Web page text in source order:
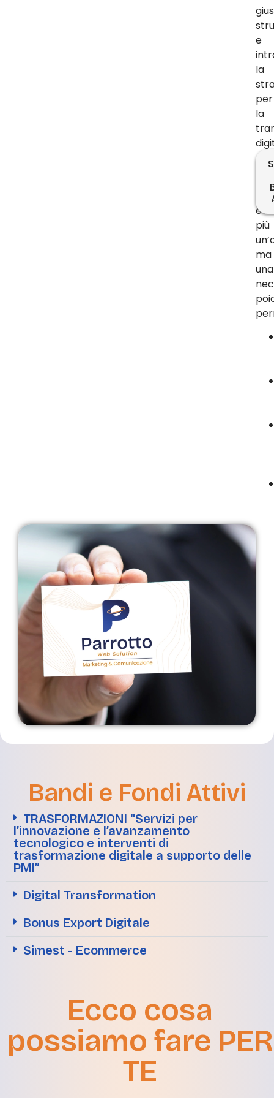
e
la
per
la
non
è
più
ma
una
Bandi e Fondi Attivi
TRASFORMAZIONI “Servizi per
l’innovazione e l’avanzamento
tecnologico e interventi di
trasformazione digitale a supporto delle
PMI”
Digital Transformation
Bonus Export Digitale
Simest - Ecommerce
Ecco cosa
possiamo fare PER
TE